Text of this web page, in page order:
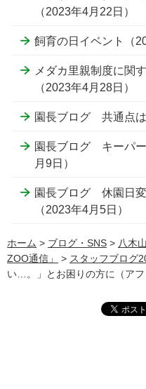
（2023年4月22日）
飼育の日イベント（
メダカ里親制度に関
（2023年4月28日）
園長ブログ 共通点は
園長ブログ キーパ
月9日）
園長ブログ 休園日変
（2023年4月5日）
ホーム > ブログ・SNS > 八木
ZOO通信」
> スタッフブログ
い…。」とお困りの方に（アフ